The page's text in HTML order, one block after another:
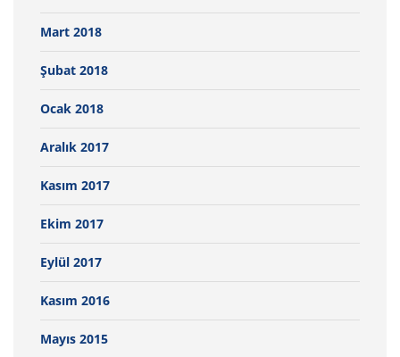
Mart 2018
Şubat 2018
Ocak 2018
Aralık 2017
Kasım 2017
Ekim 2017
Eylül 2017
Kasım 2016
Mayıs 2015